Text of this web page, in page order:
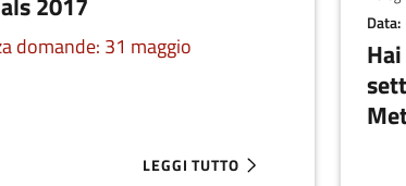
A REGGIO EMILIA E MODENA DUE GIORNATE DI
domande: 31 maggio
LEGGI TUTTO
ABOUT BUSINESS IDEA
Data